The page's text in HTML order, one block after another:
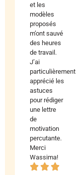
et les
modèles
proposés
m’ont sauvé
des heures
de travail.
J’ai
particulièrement
apprécié les
astuces
pour rédiger
une lettre
de
motivation
percutante.
Merci
Wassima!